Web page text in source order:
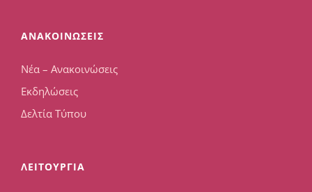
ΑΝΑΚΟΙΝΩΣΕΙΣ
Νέα – Ανακοινώσεις
Εκδηλώσεις
Δελτία Τύπου
ΛΕΙΤΟΥΡΓΙΑ